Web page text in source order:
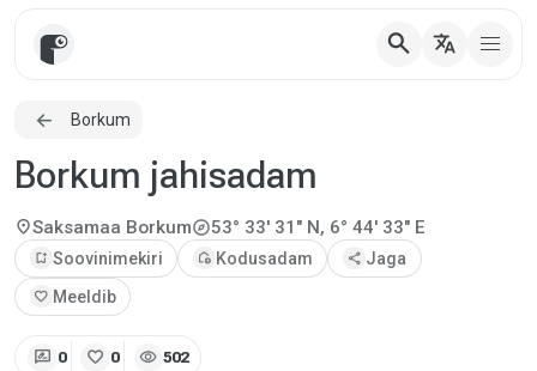
search translate
Borkum
Borkum jahisadam
location_onSaksamaa Borkumexplore53° 33' 31" N, 6° 44' 33" E
bookmark_add Soovinimekiri add_home Kodusadam share Jaga
favorite Meeldib
rate_review 0 favorite 0 visibility 502